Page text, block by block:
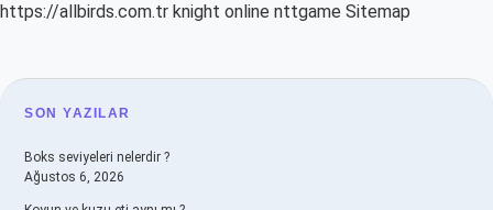
https://allbirds.com.tr knight online nttgame Sitemap
SIDEBAR
SON YAZILAR
Boks seviyeleri nelerdir ?
Ağustos 6, 2026